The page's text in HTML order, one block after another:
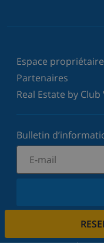
Espace propriétaire
Partenaires
Real Estate by
Bulletin
Inscrivez-vous à
votre vie privée.